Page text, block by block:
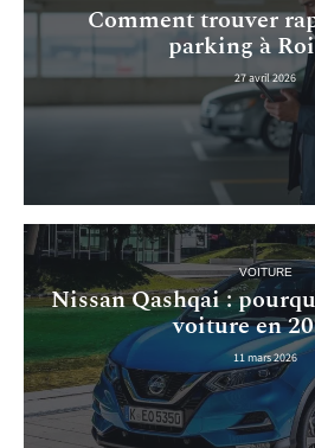
Comment trouver
parking à
27 avril 2026
VOITURE
Nissan Qashqai :
voiture en
11 mars 2026